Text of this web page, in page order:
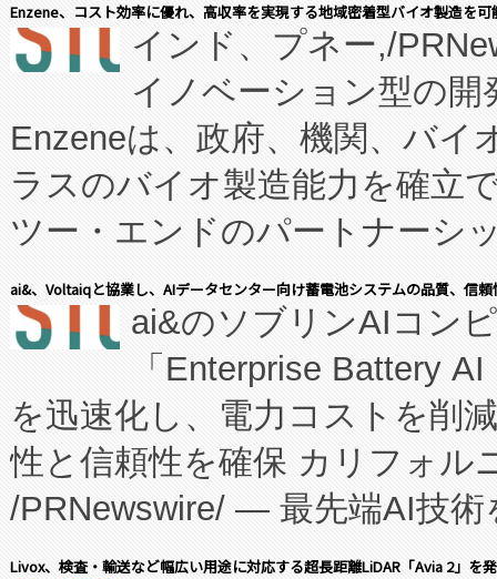
Enzene、コスト効率に優れ、高収率を実現する地域密着型バイオ製造を
インド、プネー,/
イノベーション型の
Enzeneは、政府、機関、バイ
ラスのバイオ製造能力を確立
ツー・エンドのパートナーシ
表しました。 同社の実績ある
manufacturing™ (FCCM™) プ
たNeXは、バイオ医薬品製造
従来のフェッドバッチ施設の
に、患者やサプライチェーン
キー方式で拡張性が高く、持
す。FCCM‑を活用した現地生
ai&、Voltaiqと協業し、AIデータセンター向け蓄電池システムの品質、信
ai&のソブリンAIコン
「Enterprise Battery
を迅速化し、電力コストを削
性と信頼性を確保 カリフォル
/PRNewswire/ — 最先端AI技術
会社エーアイ・アンド：本社
Livox、検査・輸送など幅広い用途に対応する超長距離LiDAR「Avia 2」を